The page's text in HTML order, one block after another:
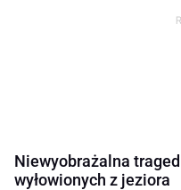
Niewyobrażalna
wyłowionych z jeziora